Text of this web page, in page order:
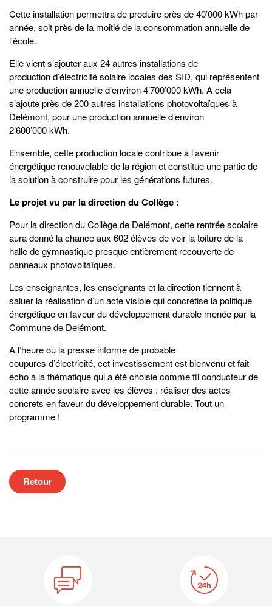
Cette installation permettra de produire près de 40’000 kWh par
année, soit près de la moitié de la consommation annuelle de
l’école.
Elle vient s’ajouter aux 24 autres installations de
production d’électricité solaire locales des SID, qui représentent
une production annuelle d’environ 4’700’000 kWh. A cela
s’ajoute près de 200 autres installations photovoltaïques à
Delémont, pour une production annuelle d’environ
2’600’000 kWh.
Ensemble, cette production locale contribue à l’avenir
énergétique renouvelable de la région et constitue une partie de
la solution à construire pour les générations futures.
Le projet vu par la direction du Collège :
Pour la direction du Collège de Delémont, cette rentrée scolaire
aura donné la chance aux 602 élèves de voir la toiture de la
halle de gymnastique presque entièrement recouverte de
panneaux photovoltaïques.
Les enseignantes, les enseignants et la direction tiennent à
saluer la réalisation d’un acte visible qui concrétise la politique
énergétique en faveur du développement durable menée par la
Commune de Delémont.
A l’heure où la presse informe de probable
coupures d’électricité, cet investissement est bienvenu et fait
écho à la thématique qui a été choisie comme fil conducteur de
cette année scolaire avec les élèves : réaliser des actes
concrets en faveur du développement durable. Tout un
programme !
Retour